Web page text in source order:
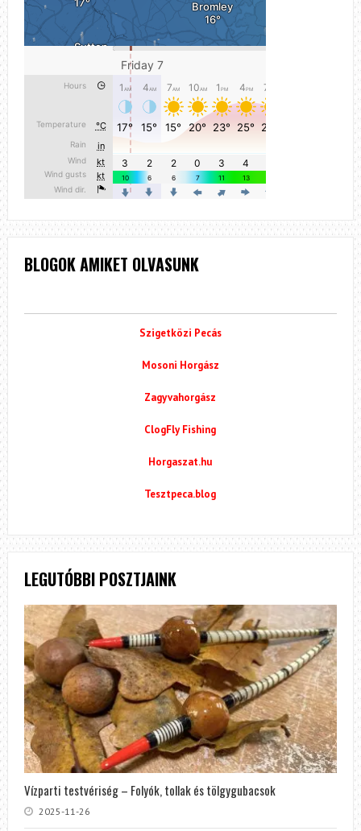
BLOGOK AMIKET OLVASUNK
Szigetközi Pecás
Mosoni Horgász
Zagyvahorgász
ClogFly Fishing
Horgaszat.hu
Tesztpeca.blog
LEGUTÓBBI POSZTJAINK
Vízparti testvériség – Folyók, tollak és tölgygubacsok
2025-11-26